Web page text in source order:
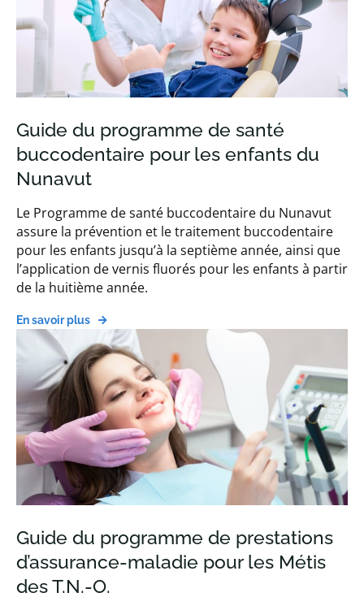
Guide du programme de santé
buccodentaire pour les enfants du
Nunavut
Le Programme de santé buccodentaire du Nunavut
assure la prévention et le traitement buccodentaire
pour les enfants jusqu’à la septième année, ainsi que
l’application de vernis fluorés pour les enfants à partir
de la huitième année.
En savoir plus
Guide du programme de prestations
d’assurance-maladie pour les Métis
des T.N.-O.